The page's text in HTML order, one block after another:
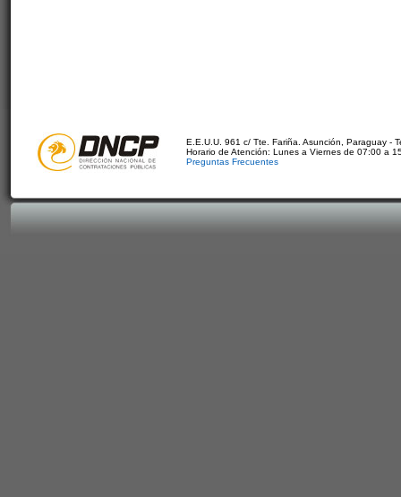
E.E.U.U. 961 c/ Tte. Fariña. Asunción, Paraguay -
Horario de Atención: Lunes a Viernes de 07:00 a
Preguntas Frecuentes